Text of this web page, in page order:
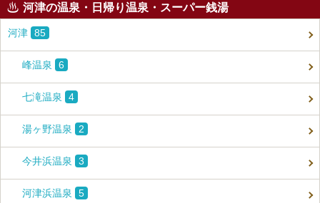
河津の温泉・日帰り温泉・スーパー銭湯
河津 85
峰温泉 6
七滝温泉 4
湯ヶ野温泉 2
今井浜温泉 3
河津浜温泉 5